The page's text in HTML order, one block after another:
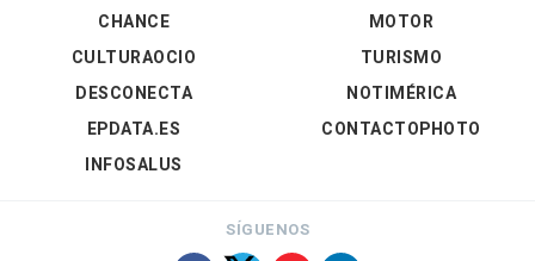
CHANCE
CULTURAOCIO
DESCONECTA
EPDATA.ES
INFOSALUS
MOTOR
TURISMO
NOTIMÉRICA
CONTACTOPHOTO
SÍGUENOS